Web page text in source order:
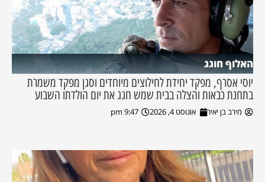
האלוף חוגג
יוסי אסרף, מפקד יחידת לחילוצים מיוחדים וסגן מפקד משמרת
בתחנת כבאות והצלה בבית שמש חגג את יום הולדתו השבוע
מירב בן יאיר אוגוסט 4, 2026 9:47 pm